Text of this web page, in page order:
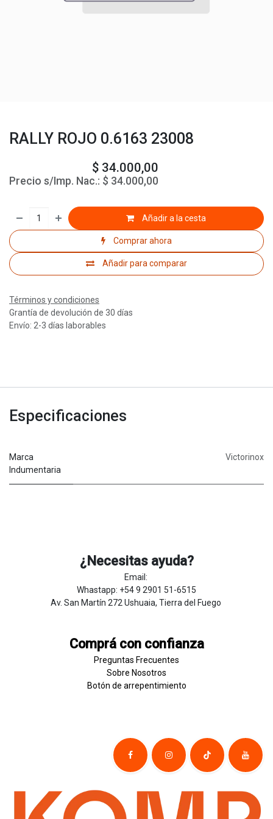
RALLY ROJO 0.6163 23008
$ 34.000,00
Precio s/Imp. Nac.: $ 34.000,00
Añadir a la cesta
Comprar ahora
Añadir para comparar
Términos y condiciones
Grantía de devolución de 30 días
Envío: 2-3 días laborables
Especificaciones
Marca
Indumentaria
Victorinox
¿Necesitas ayuda?
Email:
Whastapp: +54 9 2901 51-6515
Av. San Martín 272 Ushuaia, Tierra del Fuego
Comprá con confianza
Preguntas Frecuentes
Sobre Nosotros
Botón de ​arrepentim​​​iento